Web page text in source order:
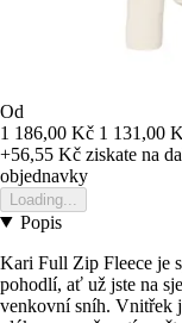
Od
1 186,00 Kč 1 131,00
+56,55 Kč ziskate na
objednavky
Loading...
Popis
Kari Full Zip Fleece je
pohodlí, ať už jste na
venkovní sníh. Vnitřek